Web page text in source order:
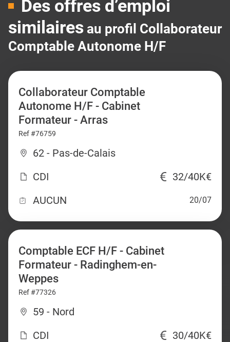
Des offres d’emploi
similaires au profil Collaborateur
Comptable Autonome H/F
Collaborateur Comptable
Autonome H/F - Cabinet
Formateur - Arras
Ref #76759
62 - Pas-de-Calais
CDI
32/40K€
AUCUN
20/07
Comptable ECF H/F - Cabinet
Formateur - Radinghem-en-
Weppes
Ref #77326
59 - Nord
CDI
30/40K€